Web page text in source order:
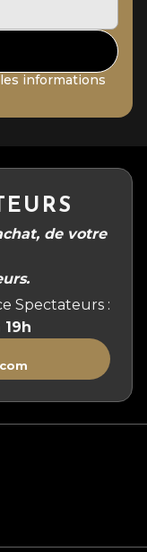
informations
de votre
Spectateurs :